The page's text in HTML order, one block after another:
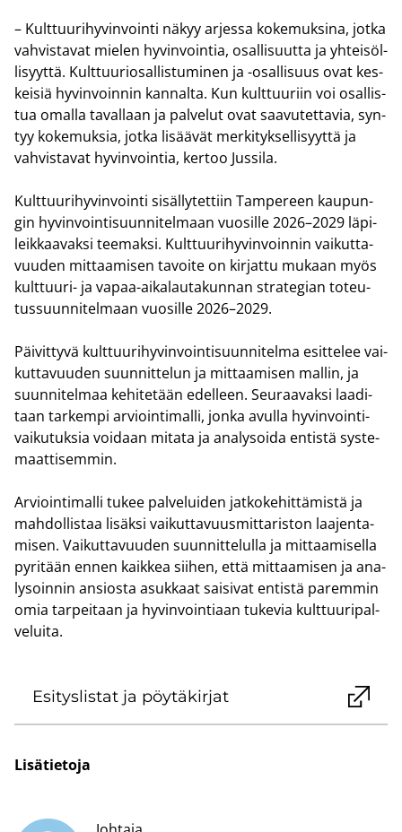
– Kult­tuu­ri­hy­vin­voin­ti näkyy ar­jes­sa ko­ke­muk­si­na, jotka
vah­vis­ta­vat mie­len hy­vin­voin­tia, osal­li­suut­ta ja yh­tei­söl­
li­syyt­tä. Kult­tuu­rio­sal­lis­tu­mi­nen ja -​osallisuus ovat kes­
kei­siä hy­vin­voin­nin kan­nal­ta. Kun kult­tuu­riin voi osal­lis­
tua omal­la ta­val­laan ja pal­ve­lut ovat saa­vu­tet­ta­via, syn­
tyy ko­ke­muk­sia, jotka li­sää­vät mer­ki­tyk­sel­li­syyt­tä ja
vah­vis­ta­vat hy­vin­voin­tia, ker­too Jus­si­la.
Kult­tuu­ri­hy­vin­voin­ti si­säl­ly­tet­tiin Tam­pe­reen kau­pun­
gin hy­vin­voin­ti­suun­ni­tel­maan vuo­sil­le 2026–2029 lä­pi­
leik­kaa­vak­si tee­mak­si. Kult­tuu­ri­hy­vin­voin­nin vai­kut­ta­
vuu­den mit­taa­mi­sen ta­voi­te on kir­jat­tu mu­kaan myös
kulttuuri-​ ja vapaa-​aikalautakunnan stra­te­gian to­teu­
tus­suun­ni­tel­maan vuo­sil­le 2026–2029.
Päi­vit­ty­vä kult­tuu­ri­hy­vin­voin­ti­suun­ni­tel­ma esit­te­lee vai­
kut­ta­vuu­den suun­nit­te­lun ja mit­taa­mi­sen mal­lin, ja
suun­ni­tel­maa ke­hi­te­tään edel­leen. Seu­raa­vak­si laa­di­
taan tar­kem­pi ar­vioin­ti­mal­li, jonka avul­la hy­vin­voin­ti­
vai­ku­tuk­sia voi­daan mi­ta­ta ja ana­ly­soi­da en­tis­tä sys­te­
maat­ti­sem­min.
Ar­vioin­ti­mal­li tukee pal­ve­lui­den jat­ko­ke­hit­tä­mis­tä ja
mah­dol­lis­taa li­säk­si vai­kut­ta­vuus­mit­ta­ris­ton laa­jen­ta­
mi­sen. Vai­kut­ta­vuu­den suun­nit­te­lul­la ja mit­taa­mi­sel­la
py­ri­tään ennen kaik­kea sii­hen, että mit­taa­mi­sen ja ana­
ly­soin­nin an­sios­ta asuk­kaat sai­si­vat en­tis­tä pa­rem­min
omia tar­pei­taan ja hy­vin­voin­ti­aan tu­ke­via kult­tuu­ri­pal­
ve­lui­ta.
Esi­tys­lis­tat ja pöy­tä­kir­jat
Li­sä­tie­to­ja